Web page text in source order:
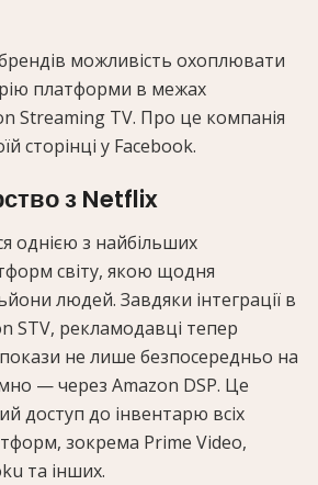
можливість охоплювати
платформи в межах
Streaming TV. Про це компанія
сторінці у Facebook.
з Netflix
однією з найбільших
світу, якою щодня
людей. Завдяки інтеграції в
STV, рекламодавці тепер
не лише безпосередньо на
— через Amazon DSP. Це
доступ до інвентарю всіх
зокрема Prime Video,
та інших.